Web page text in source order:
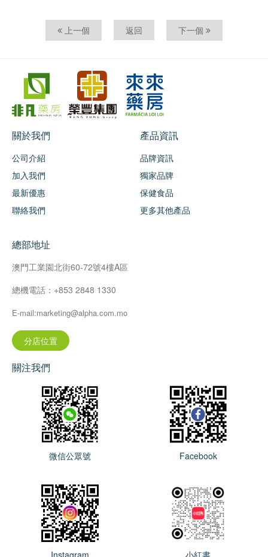
上一個 返回 下一個
關於我們
公司介紹
加入我們
最新優惠
聯絡我們
產品資訊
品牌資訊
獨家品牌
保健食品
更多其他產品
總部地址
澳門工業園北街60-72號4樓A區
總機電話：+853 2848 1330
E-mail:marketing@alpha.com.mo
分店位置
關注我們
微信公眾號 Facebook
Instagram 小紅書